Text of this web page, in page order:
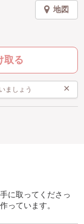
地図
取る
ましょう ×
に取ってくださっ
っています。